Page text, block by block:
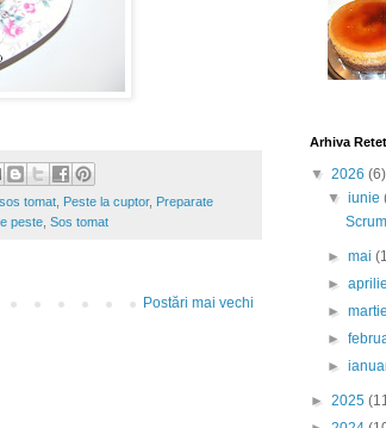
tomat Peste la cuptor, Preparate
peste Sos tomat
Postări mai vechi
Arhiva
▼ 2026 (6)
▼iunie
►mai
►
►
►
►
► 2025